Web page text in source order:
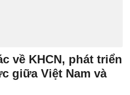
về KHCN, phát triển
giữa Việt Nam và